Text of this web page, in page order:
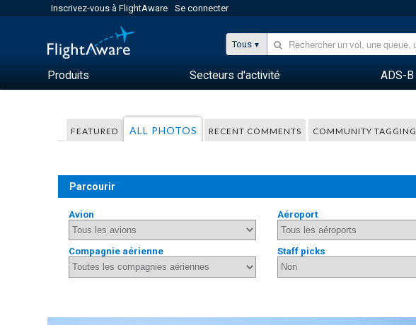
Inscrivez-vous à FlightAware Se connecter
Tous
Produits Secteurs d'activité ADS-B
FEATURED ALL PHOTOS RECENT COMMENTS COMMUNITY TAGGING
Parcourir
Avion Aéroport
Compagnie aérienne Staff picks